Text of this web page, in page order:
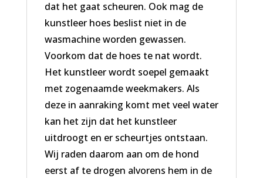
dat het gaat scheuren. Ook mag de
kunstleer hoes beslist niet in de
wasmachine worden gewassen.
Voorkom dat de hoes te nat wordt.
Het kunstleer wordt soepel gemaakt
met zogenaamde weekmakers. Als
deze in aanraking komt met veel water
kan het zijn dat het kunstleer
uitdroogt en er scheurtjes ontstaan.
Wij raden daarom aan om de hond
eerst af te drogen alvorens hem in de